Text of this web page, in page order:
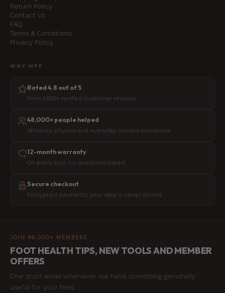
Return Policy
Contact Us
FAQ
Terms & Conditions
Privacy Policy
WHY MFF
Rated 4.8 out of 5
From 1,500+ verified customer reviews
48,000+ people helped
Athletes, physios and everyday movers worldwide
12-month warranty
On every tool, no questions asked
Secure checkout
Encrypted payments, your data is never stored
JOIN 48,000+ MEMBERS
FOOT HEALTH TIPS, NEW TOOLS AND MEMBER
OFFERS
One short email whenever we have something genuinely
useful for your feet.